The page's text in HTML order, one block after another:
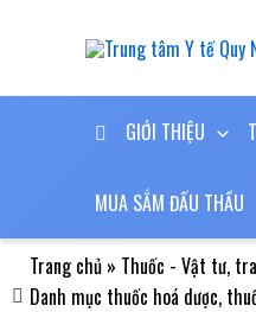
GIỚI THIỆU
MUA SẮM ĐẤU THẦU
Trang chủ » Thuốc - Vật tư,
Danh mục thuốc hoá dược,